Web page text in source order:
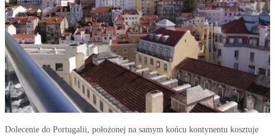
Dolecenie do Portugalii, położonej na samym końcu kontynentu kosztuje